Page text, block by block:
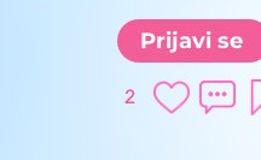
Prijavi se
2